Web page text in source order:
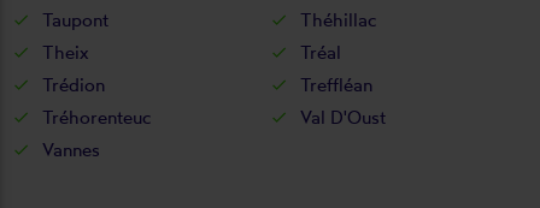
Taupont
Théhillac
Theix
Tréal
Trédion
Treffléan
Tréhorenteuc
Val D'Oust
Vannes